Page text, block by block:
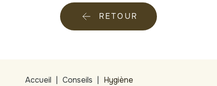
RETOUR
Accueil Conseils Hygiène